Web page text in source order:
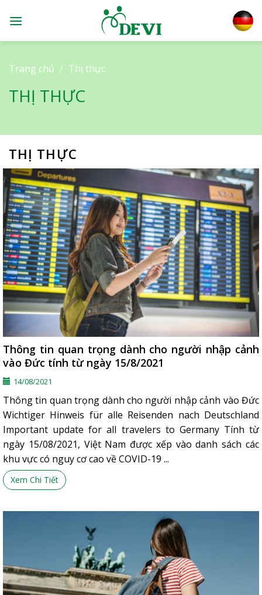
Trang chủ / Thị thực
THỊ THỰC
THỊ THỰC
Thông tin quan trọng dành cho người nhập cảnh
vào Đức tính từ ngày 15/8/2021
14/08/2021
Thông tin quan trọng dành cho người nhập cảnh vào Đức
Wichtiger Hinweis für alle Reisenden nach Deutschland
Important update for all travelers to Germany Tính từ
ngày 15/08/2021, Việt Nam được xếp vào danh sách các
khu vực có nguy cơ cao về COVID-19 ...
Xem Chi Tiết